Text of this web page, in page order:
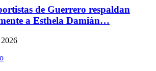
de Guerrero respaldan
a Esthela Damián…